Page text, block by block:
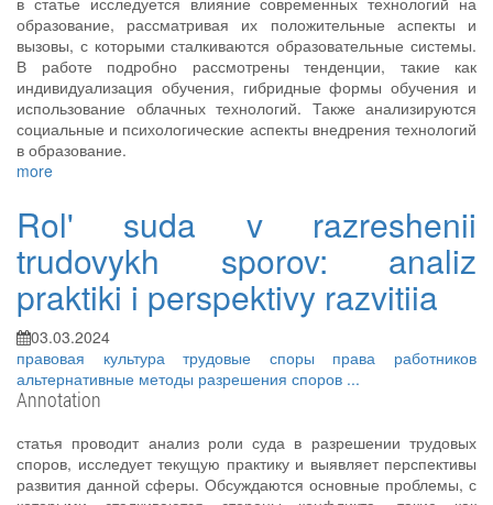
образование, рассматривая их положительные аспекты и
вызовы, с которыми сталкиваются образовательные системы.
В работе подробно рассмотрены тенденции, такие как
индивидуализация обучения, гибридные формы обучения и
использование облачных технологий. Также анализируются
социальные и психологические аспекты внедрения технологий
в образование.
more
Rol' suda v razreshenii
trudovykh sporov: analiz
praktiki i perspektivy razvitiia
03.03.2024
правовая культуратрудовые споры права работников
альтернативные методы разрешения споров ...
Annotation
статья проводит анализ роли суда в разрешении трудовых
споров, исследует текущую практику и выявляет перспективы
развития данной сферы. Обсуждаются основные проблемы, с